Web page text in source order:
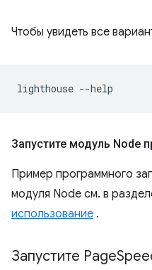
Чтобы увидеть все
lighthouse
Запустите модуль Node
Пример программного
модуля Node см. в
использование .
Запустите Page